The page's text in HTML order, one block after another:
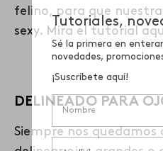
felino, para que
sexy. Mira el tutorial
DELINEADO PARA
Siempre nos quedamos